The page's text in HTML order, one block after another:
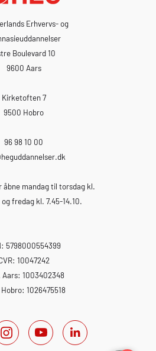
Erhvervs- og
Boulevard 10
9600 Aars
Kirketoften 7
9500 Hobro
96 98 10 00
åbne mandag til torsdag kl.
fredag kl. 7.45-14.10.
5798000554399
10047242
Aars: 1003402348
1026475518